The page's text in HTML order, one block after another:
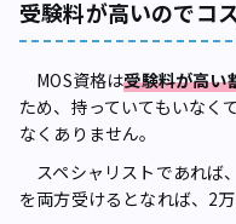
受験料が高いのでコ
MOS資格は受験料が高い
ため、持っていてもいなく
なくありません。
スペシャリストであれば
を両方受けるとなれば、2